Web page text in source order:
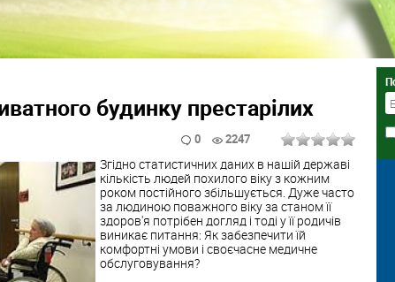
будинку престарілих
0 2247
Згідно статистичних даних в нашій державі
кількість людей похилого віку з кожним
роком постійного збільшується. Дуже часто
за людиною поважного віку за станом її
здоров'я потрібен догляд і тоді у її родичів
виникає питання: Як забезпечити їй
комфортні умови і своєчасне медичне
обслуговування?